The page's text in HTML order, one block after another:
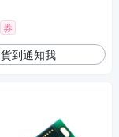
券
貨到通知我